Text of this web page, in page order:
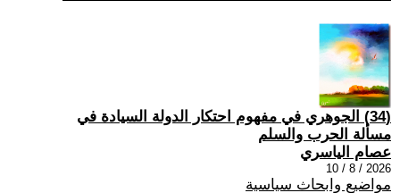
(34) الجوهري في مفهوم احتكار الدولة السيادة في
مسألة الحرب والسلم
عصام الياسري
2026 / 8 / 10
مواضيع وابحاث سياسية